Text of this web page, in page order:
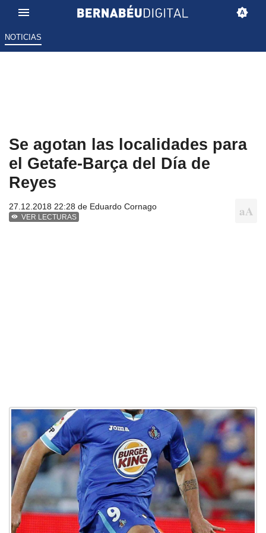
NOTICIAS
Se agotan las localidades para
el Getafe-Barça del Día de
Reyes
27.12.2018 22:28 de Eduardo Cornago
VER LECTURAS